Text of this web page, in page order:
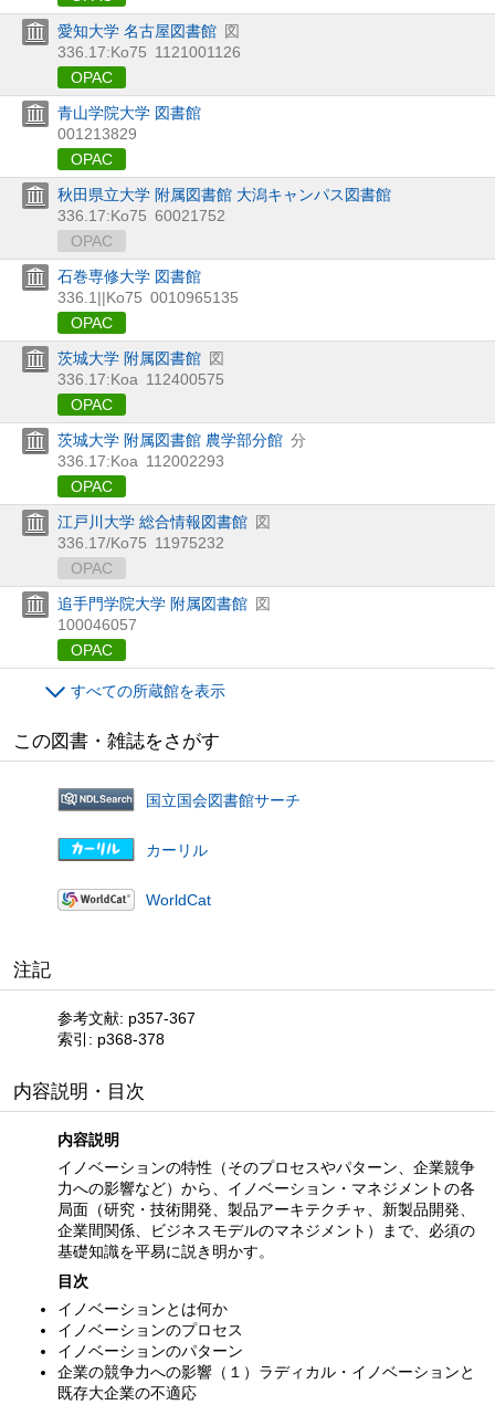
愛知大学 名古屋図書館 図
336.17:Ko75 1121001126
OPAC
青山学院大学 図書館
001213829
OPAC
秋田県立大学 附属図書館 大潟キャンパス図書館
336.17:Ko75 60021752
OPAC
石巻専修大学 図書館
336.1||Ko75 0010965135
OPAC
茨城大学 附属図書館 図
336.17:Koa 112400575
OPAC
茨城大学 附属図書館 農学部分館 分
336.17:Koa 112002293
OPAC
江戸川大学 総合情報図書館 図
336.17/Ko75 11975232
OPAC
追手門学院大学 附属図書館 図
100046057
OPAC
すべての所蔵館を表示
この図書・雑誌をさがす
国立国会図書館サーチ
カーリル
WorldCat
注記
参考文献: p357-367
索引: p368-378
内容説明・目次
内容説明
イノベーションの特性（そのプロセスやパターン、企業競争
力への影響など）から、イノベーション・マネジメントの各
局面（研究・技術開発、製品アーキテクチャ、新製品開発、
企業間関係、ビジネスモデルのマネジメント）まで、必須の
基礎知識を平易に説き明かす。
目次
イノベーションとは何か
イノベーションのプロセス
イノベーションのパターン
企業の競争力への影響（１）ラディカル・イノベーションと
既存大企業の不適応